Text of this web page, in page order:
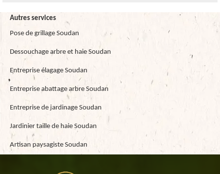
Autres services
Pose de grillage Soudan
Dessouchage arbre et haie Soudan
Entreprise élagage Soudan
Entreprise abattage arbre Soudan
Entreprise de jardinage Soudan
Jardinier taille de haie Soudan
Artisan paysagiste Soudan